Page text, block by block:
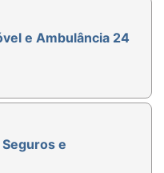
e Ambulância 24
e